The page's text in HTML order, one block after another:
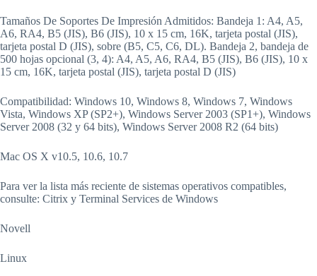
Tamaños De Soportes De Impresión Admitidos: Bandeja 1: A4, A5,
A6, RA4, B5 (JIS), B6 (JIS), 10 x 15 cm, 16K, tarjeta postal (JIS),
tarjeta postal D (JIS), sobre (B5, C5, C6, DL). Bandeja 2, bandeja de
500 hojas opcional (3, 4): A4, A5, A6, RA4, B5 (JIS), B6 (JIS), 10 x
15 cm, 16K, tarjeta postal (JIS), tarjeta postal D (JIS)
Compatibilidad: Windows 10, Windows 8, Windows 7, Windows
Vista, Windows XP (SP2+), Windows Server 2003 (SP1+), Windows
Server 2008 (32 y 64 bits), Windows Server 2008 R2 (64 bits)
Mac OS X v10.5, 10.6, 10.7
Para ver la lista más reciente de sistemas operativos compatibles,
consulte: Citrix y Terminal Services de Windows
Novell
Linux